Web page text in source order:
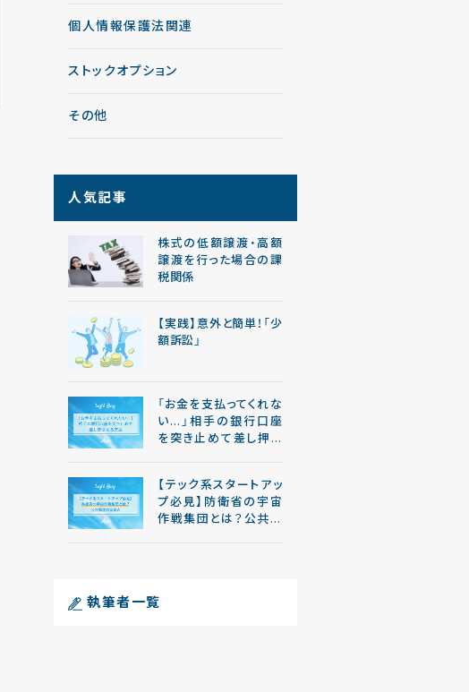
個人情報保護法関連
ストックオプション
その他
人気記事
株式の低額譲渡・高額
譲渡を行った場合の課
税関係
【実践】意外と簡単！「少
額訴訟」
「お金を支払ってくれな
い…」相手の銀行口座
を突き止めて差し押さ
【テック系スタートアッ
プ必見】防衛省の宇宙
作戦集団とは？公共調
執筆者一覧